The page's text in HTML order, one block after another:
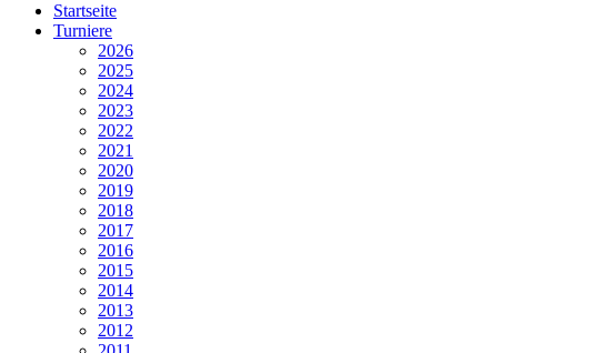
Startseite
Turniere
2026
2025
2024
2023
2022
2021
2020
2019
2018
2017
2016
2015
2014
2013
2012